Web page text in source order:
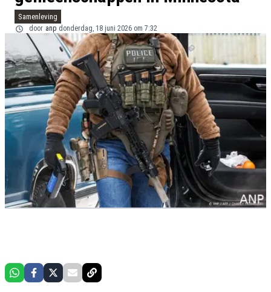
Samenleving
door anp donderdag, 18 juni 2026 om 7:32